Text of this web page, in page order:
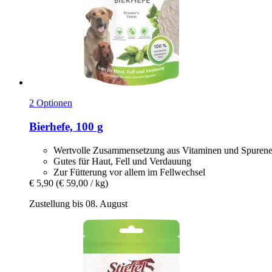
2 Optionen
Bierhefe, 100 g
Wertvolle Zusammensetzung aus Vitaminen und
Gutes für Haut, Fell und Verdauung
Zur Fütterung vor allem im Fellwechsel
€ 5,90 (€ 59,00 / kg)
Zustellung bis 08. August